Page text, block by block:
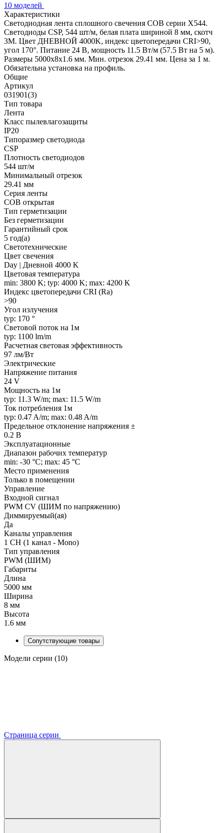
10 моделей
Характеристики
Светодиодная лента сплошного свечения COB серии X544.
Светодиоды CSP, 544 шт/м, белая плата шириной 8 мм, скотч
3M. Цвет ДНЕВНОЙ 4000K, индекс цветопередачи CRI>90,
угол 170°. Питание 24 В, мощность 11.5 Вт/м (57.5 Вт на 5 м).
Размеры 5000x8x1.6 мм. Мин. отрезок 29.41 мм. Цена за 1 м.
Обязательна установка на профиль.
Общие
Артикул
031901(3)
Тип товара
Лента
Класс пылевлагозащиты
IP20
Типоразмер светодиода
CSP
Плотность светодиодов
544 шт/м
Минимальный отрезок
29.41 мм
Серия ленты
COB открытая
Тип герметизации
Без герметизации
Гарантийный срок
5 год(а)
Светотехнические
Цвет свечения
Day | Дневной 4000 K
Цветовая температура
min: 3800 K; typ: 4000 K; max: 4200 K
Индекс цветопередачи CRI (Ra)
>90
Угол излучения
typ: 170 °
Световой поток на 1м
typ: 1100 lm/m
Расчетная световая эффективность
97 лм/Вт
Электрические
Напряжение питания
24 V
Мощность на 1м
typ: 11.3 W/m; max: 11.5 W/m
Ток потребления 1м
typ: 0.47 A/m; max: 0.48 A/m
Предельное отклонение напряжения ±
0.2 В
Эксплуатационные
Диапазон рабочих температур
min: -30 °C; max: 45 °C
Место применения
Только в помещении
Управление
Входной сигнал
PWM СV (ШИМ по напряжению)
Диммируемый(ая)
Да
Каналы управления
1 CH (1 канал - Mono)
Тип управления
PWM (ШИМ)
Габариты
Длина
5000 мм
Ширина
8 мм
Высота
1.6 мм
Сопутствующие товары
Модели серии (10)
Страница серии